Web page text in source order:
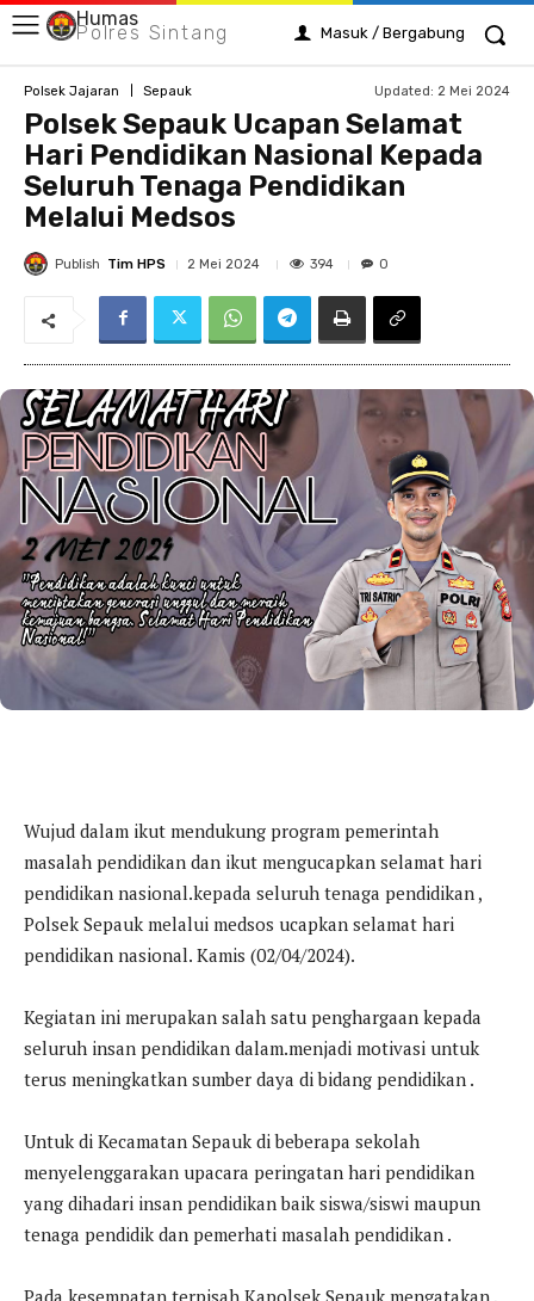
Humas
Polres Sintang Masuk / Bergabung
Polsek Jajaran Sepauk Updated: 2 Mei 2024
Polsek Sepauk Ucapan Selamat
Hari Pendidikan Nasional Kepada
Seluruh Tenaga Pendidikan
Melalui Medsos
Publish Tim HPS 2 Mei 2024 394 0
Wujud dalam ikut mendukung program pemerintah
masalah pendidikan dan ikut mengucapkan selamat hari
pendidikan nasional.kepada seluruh tenaga pendidikan ,
Polsek Sepauk melalui medsos ucapkan selamat hari
pendidikan nasional. Kamis (02/04/2024).
Kegiatan ini merupakan salah satu penghargaan kepada
seluruh insan pendidikan dalam.menjadi motivasi untuk
terus meningkatkan sumber daya di bidang pendidikan .
Untuk di Kecamatan Sepauk di beberapa sekolah
menyelenggarakan upacara peringatan hari pendidikan
yang dihadari insan pendidikan baik siswa/siswi maupun
tenaga pendidik dan pemerhati masalah pendidikan .
Pada kesempatan terpisah Kapolsek Sepauk mengatakan ,